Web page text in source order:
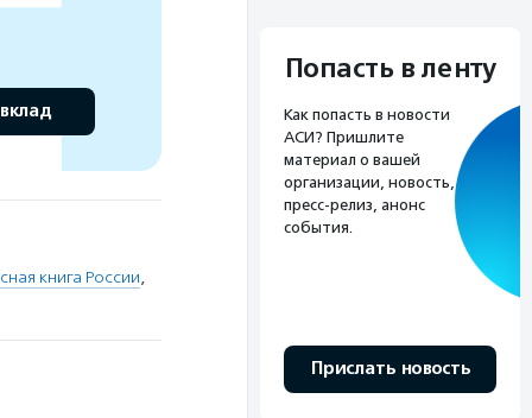
книга России,
Попасть в ленту
Как попасть в новости
АСИ? Пришлите
материал о вашей
организации, новость,
пресс-релиз, анонс
события.
Прислать новость